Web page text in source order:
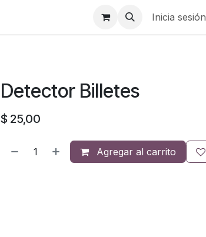
Inicia sesión
Detector Billetes
$ 25,00
Agregar al carrito